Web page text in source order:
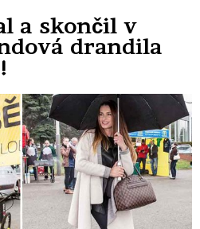
a skončil v
drandila